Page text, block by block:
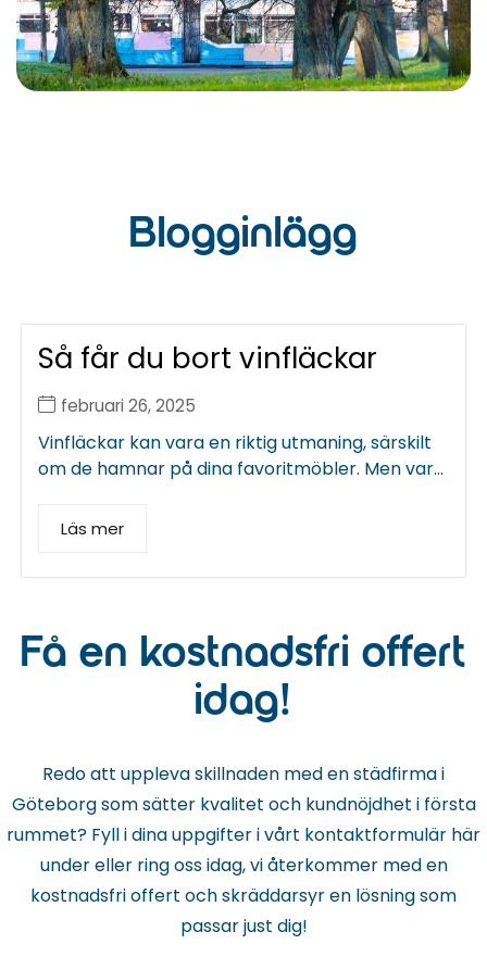
Blogginlägg
Så får du bort vinfläckar
februari 26, 2025
Vinfläckar kan vara en riktig utmaning, särskilt
om de hamnar på dina favoritmöbler. Men var...
Läs mer
Få en kostnadsfri offert
idag!
Redo att uppleva skillnaden med en städfirma i
Göteborg som sätter kvalitet och kundnöjdhet i första
rummet? Fyll i dina uppgifter i vårt kontaktformulär här
under eller ring oss idag, vi återkommer med en
kostnadsfri offert och skräddarsyr en lösning som
passar just dig!